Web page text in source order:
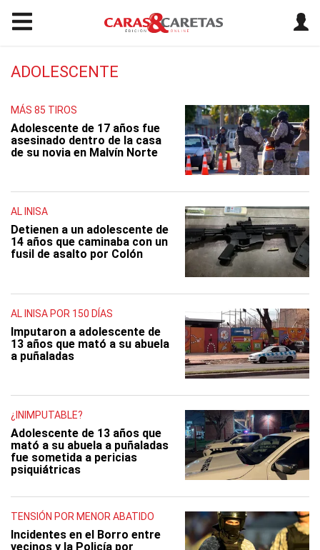
ADOLESCENTE
MÁS 85 TIROS
Adolescente de 17 años fue
asesinado dentro de la casa
de su novia en Malvín Norte
AL INISA
Detienen a un adolescente de
14 años que caminaba con un
fusil de asalto por Colón
AL INISA POR 150 DÍAS
Imputaron a adolescente de
13 años que mató a su abuela
a puñaladas
¿INIMPUTABLE?
Adolescente de 13 años que
mató a su abuela a puñaladas
fue sometida a pericias
psiquiátricas
TENSIÓN POR MENOR ABATIDO
Incidentes en el Borro entre
vecinos y la Policía por